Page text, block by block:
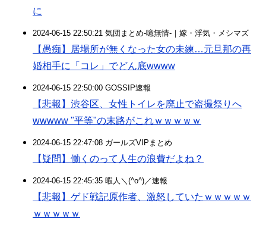
に
2024-06-15 22:50:21 気団まとめ-噫無情-｜嫁・浮気・メシマズ
【愚痴】居場所が無くなった女の未練…元旦那の再
婚相手に「コレ」でどん底wwww
2024-06-15 22:50:00 GOSSIP速報
【悲報】渋谷区、女性トイレを廃止で盗撮祭りへ
wwwww "平等"の末路がこれｗｗｗｗｗ
2024-06-15 22:47:08 ガールズVIPまとめ
【疑問】働くのって人生の浪費だよね？
2024-06-15 22:45:35 暇人＼(^o^)／速報
【悲報】ゲド戦記原作者、激怒していたｗｗｗｗｗ
ｗｗｗｗｗ